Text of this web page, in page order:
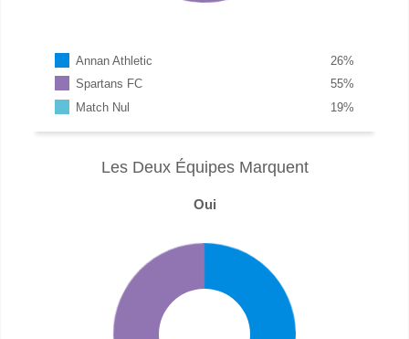
Annan Athletic %
26
Spartans FC
%
55
Match Nul
%
19
Les Deux Équipes Marquent
Oui